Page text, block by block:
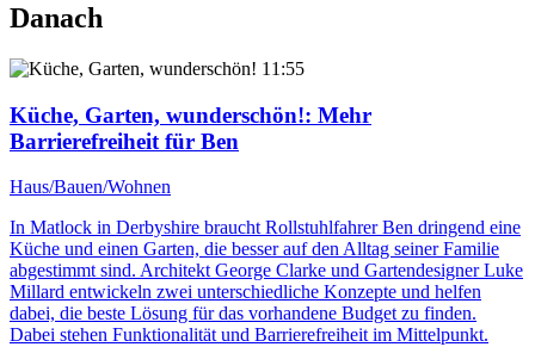
Danach
11:55
Küche, Garten, wunderschön!: Mehr
Barrierefreiheit für Ben
Haus/Bauen/Wohnen
In Matlock in Derbyshire braucht Rollstuhlfahrer Ben dringend eine
Küche und einen Garten, die besser auf den Alltag seiner Familie
abgestimmt sind. Architekt George Clarke und Gartendesigner Luke
Millard entwickeln zwei unterschiedliche Konzepte und helfen
dabei, die beste Lösung für das vorhandene Budget zu finden.
Dabei stehen Funktionalität und Barrierefreiheit im Mittelpunkt.